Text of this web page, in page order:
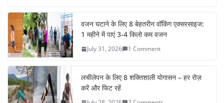
c
e
b
o
o
k
itt
er e
वजन घटाने के लिए 8 बेहतरीन वॉकिंग एक्सरसाइज:
1 महीने में पाएं 3-4 किलो कम वजन
July 31, 2026 1 Comment
लचीलेपन के लिए 8 शक्तिशाली योगासन – हर रोज़
करें और फिट रहें